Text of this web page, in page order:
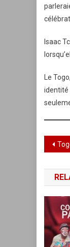
Isaac
Le
identité
de
Togo: La